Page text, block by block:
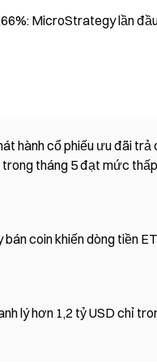
MicroStrategy lần
hành cổ phiếu ưu đãi
tháng 5 đạt mức
coin khiến dòng tiền
lý hơn 1,2 tỷ USD chỉ